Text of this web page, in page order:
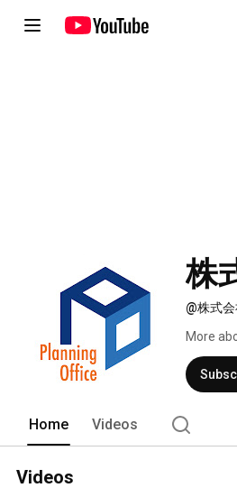
株
@株式
More
Home Videos
Videos